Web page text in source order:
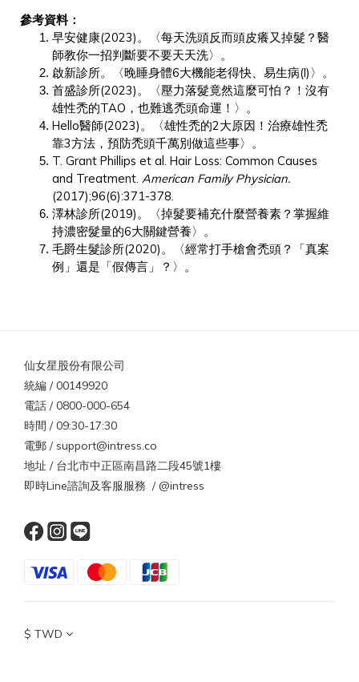
參考資料：
早安健康(2023)。〈每天洗頭反而頭皮癢又掉髮？醫
師教你一招判斷要不要天天洗〉。
啟新診所。〈晚睡身體6大機能老得快、易生病(I)〉。
首盛診所(2023)。〈壓力落髮竟然這麼可怕？！沒有
雄性禿的TAO，也難逃禿頭命運！〉。
Hello醫師(2023)。〈雄性禿的2大原因！治療雄性禿
靠3方法，預防禿頭千萬別做這些事〉。
T. Grant Phillips et al. Hair Loss: Common Causes
and Treatment. American Family Physician.
(2017);96(6):371-378.
澤林診所(2019)。〈掉髮要補充什麼營養素？掌握維
持濃密髮量的6大關鍵營養〉。
毛爵生髮診所(2020)。〈經常打手槍會禿頭？「真案
例」還是「假傳言」？〉。
仙女星股份有限公司
統編 / 00149920
電話 / 0800-000-654
時間 / 09:30-17:30
電郵 / support@intress.co
地址 / 台北市中正區南昌路二段45號1樓
即時Line諮詢及客服服務 / @intress
$ TWD